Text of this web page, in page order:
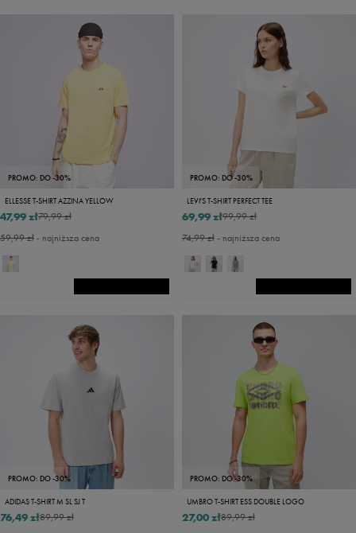
PROMO: DO -30%
ELLESSE T-SHIRT AZZINA YELLOW
79,99 zł
47,99 zł
59,99 zł- najniższa cena
PROMO: DO -30%
LEVI'S T-SHIRT PERFECT TEE
99,99 zł
69,99 zł
74,99 zł- najniższa cena
PROMO: DO -30%
ADIDAS T-SHIRT M SL SJ T
89,99 zł
76,49 zł
PROMO: DO -30%
UMBRO T-SHIRT ESS DOUBLE LOGO
89,99 zł
27,00 zł